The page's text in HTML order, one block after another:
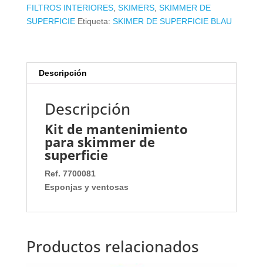
FILTROS INTERIORES, SKIMERS, SKIMMER DE
SUPERFICIE Etiqueta: SKIMER DE SUPERFICIE BLAU
Descripción
Descripción
Kit de mantenimiento
para skimmer de
superficie
Ref. 7700081
Esponjas y ventosas
Productos relacionados